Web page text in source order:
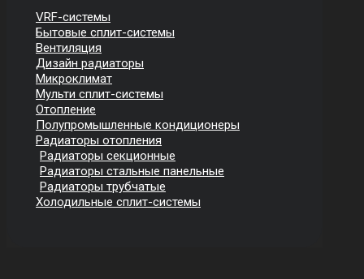
VRF-системы
Бытовые сплит-системы
Вентиляция
Дизайн радиаторы
Микроклимат
Мульти сплит-системы
Отопление
Полупромышленные кондиционеры
Радиаторы отопления
Радиаторы секционные
Радиаторы стальные панельные
Радиаторы трубчатые
Холодильные сплит-системы